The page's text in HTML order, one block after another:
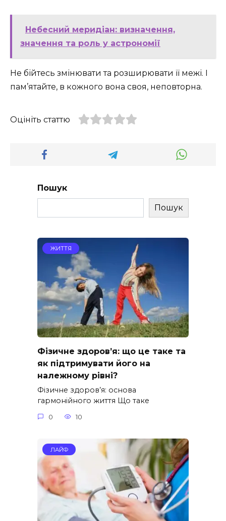
Небесний меридіан: визначення,
значення та роль у астрономії
Не бійтесь змінювати та розширювати її межі. І
пам’ятайте, в кожного вона своя, неповторна.
Оцініть статтю
Пошук
Пошук
ЖИТТЯ
Фізичне здоров’я: що це таке та
як підтримувати його на
належному рівні?
Фізичне здоров’я: основа
гармонійного життя Що таке
0 10
ЛАЙФ